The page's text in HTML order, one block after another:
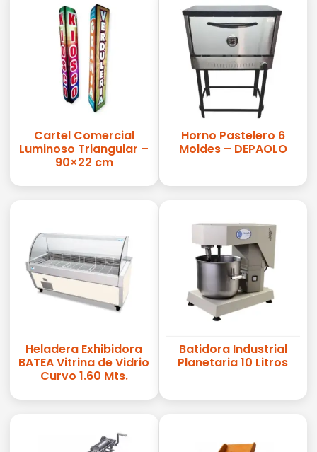
Cartel Comercial
Luminoso Triangular –
90×22 cm
Horno Pastelero 6
Moldes – DEPAOLO
Heladera Exhibidora
BATEA Vitrina de Vidrio
Curvo 1.60 Mts.
Batidora Industrial
Planetaria 10 Litros